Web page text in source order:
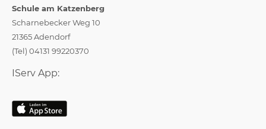
Schule am Katzenberg
Scharnebecker Weg 10
21365 Adendorf
(Tel) 04131 99220370
IServ App: